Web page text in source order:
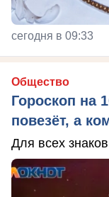
сегодня в 09:33
Общество
Гороскоп на
повезёт, а
Для всех